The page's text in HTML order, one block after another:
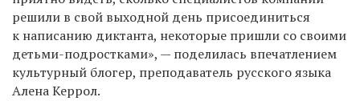
решили в свой выходной день присоединиться
к написанию диктанта, некоторые пришли со своими
детьми-подростками», — поделилась впечатлением
культурный блогер, преподаватель русского языка
Алена Керрол.